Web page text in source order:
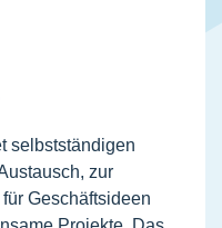
selbstständigen
zur
Geschäftsideen